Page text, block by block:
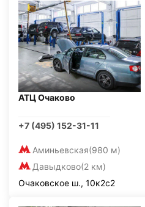
АТЦ Очаково
+7 (495) 152-31-11
Аминьевская(980 м)
Давыдково(2 км)
Очаковское ш., 10к2с2